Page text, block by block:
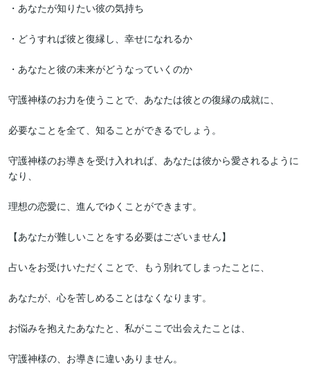
・あなたが知りたい彼の気持ち
・どうすれば彼と復縁し、幸せになれるか
・あなたと彼の未来がどうなっていくのか
守護神様のお力を使うことで、あなたは彼との復縁の成就に、
必要なことを全て、知ることができるでしょう。
守護神様のお導きを受け入れれば、あなたは彼から愛されるように
なり、
理想の恋愛に、進んでゆくことができます。
【あなたが難しいことをする必要はございません】
占いをお受けいただくことで、もう別れてしまったことに、
あなたが、心を苦しめることはなくなります。
お悩みを抱えたあなたと、私がここで出会えたことは、
守護神様の、お導きに違いありません。